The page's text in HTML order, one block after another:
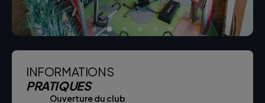
INFORMATIONS
PRATIQUES
Ouverture du club